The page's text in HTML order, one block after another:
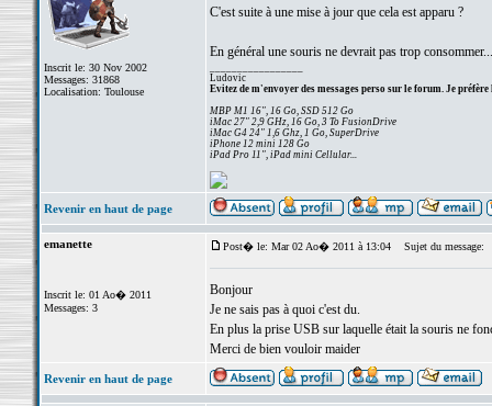
Inscrit le: 30 Nov 2002
Messages: 31868
Localisation: Toulouse
C'est suite à une mise à jour que cela est apparu ?
En général une souris ne devrait pas trop
Ludovic
Evitez de m'envoyer des messages perso sur le forum. Je préfère
MBP M1 16", 16 Go, SSD 512 Go
iMac 27" 2,9 GHz, 16 Go, 3 To FusionDrive
iMac G4 24" 1,6 Ghz, 1 Go, SuperDrive
iPhone 12 mini 128 Go
iPad Pro 11", iPad mini Cellular...
Revenir en haut de page
emanette
Inscrit le: 01 Ao� 2011
Messages: 3
Post� le: Mar 02 Ao� 2011 à 13:04 Sujet du message:
Bonjour
Je ne sais pas à quoi c'est du.
En plus la prise USB sur laquelle était la souris ne
Merci de bien vouloir maider
Revenir en haut de page